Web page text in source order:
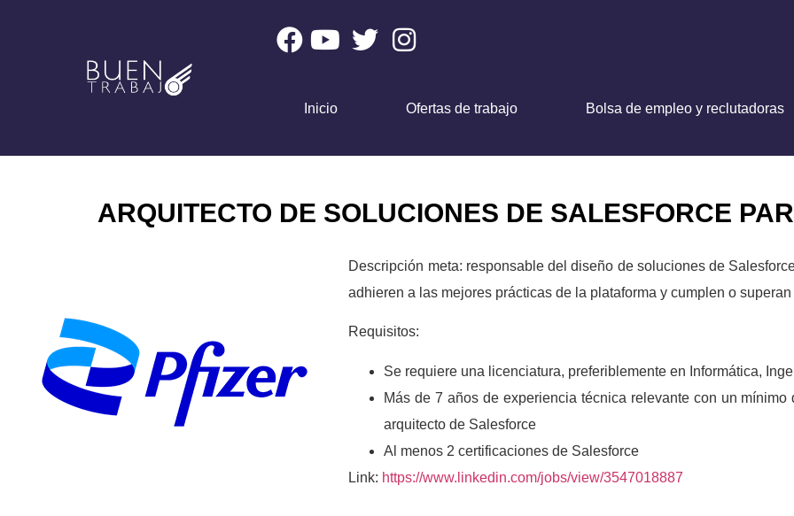
Inicio Ofertas de trabajo Bolsa de empleo y reclutadoras
ARQUITECTO DE SOLUCIONES DE SALESFORCE
Descripción meta: responsable del diseño de soluciones de
adhieren a las mejores prácticas de la plataforma y cumplen o
Requisitos:
Se requiere una licenciatura, preferiblemente en Informática,
Más de 7 años de experiencia técnica relevante con un
arquitecto de Salesforce
Al menos 2 certificaciones de Salesforce
Link: https://www.linkedin.com/jobs/view/3547018887